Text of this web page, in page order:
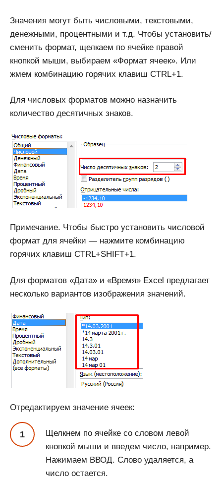
Значения могут быть числовыми, текстовыми,
денежными, процентными и т.д. Чтобы установить/
сменить формат, щелкаем по ячейке правой
кнопкой мыши, выбираем «Формат ячеек». Или
жмем комбинацию горячих клавиш CTRL+1.
Для числовых форматов можно назначить
количество десятичных знаков.
Примечание. Чтобы быстро установить числовой
формат для ячейки — нажмите комбинацию
горячих клавиш CTRL+SHIFT+1.
Для форматов «Дата» и «Время» Excel предлагает
несколько вариантов изображения значений.
Отредактируем значение ячеек:
Щелкнем по ячейке со словом левой
кнопкой мыши и введем число, например.
Нажимаем ВВОД. Слово удаляется, а
число остается.